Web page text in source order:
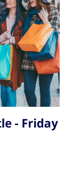
- Friday